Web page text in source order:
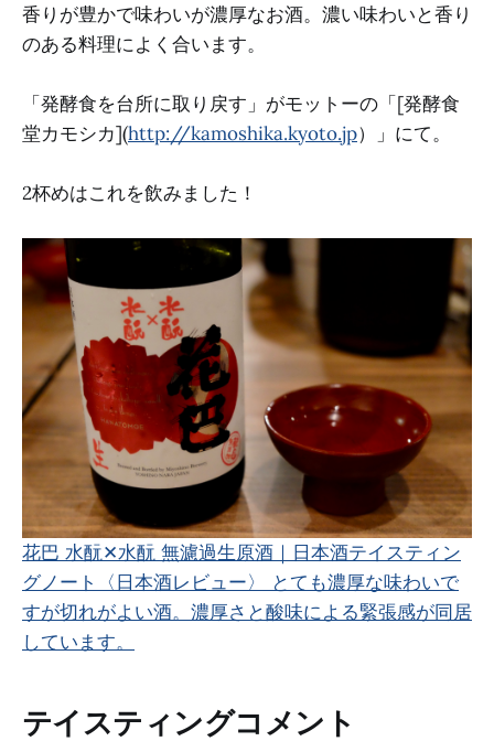
香りが豊かで味わいが濃厚なお酒。濃い味わいと香り
のある料理によく合います。
「発酵食を台所に取り戻す」がモットーの「[発酵食
堂カモシカ](http://kamoshika.kyoto.jp）」にて。
2杯めはこれを飲みました！
花巴 水酛✕水酛 無濾過生原酒｜日本酒テイスティン
グノート
〈日本酒レビュー〉 とても濃厚な味わいで
すが切れがよい酒。濃厚さと酸味による緊張感が同居
しています。
テイスティングコメント